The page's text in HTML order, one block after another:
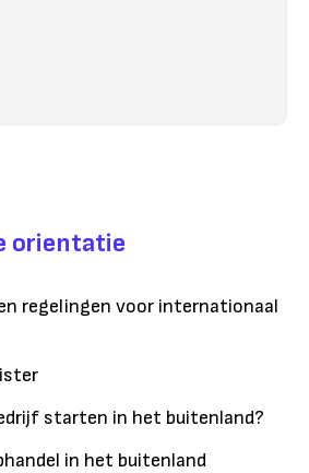
orientatie
regelingen voor internationaal
starten in het buitenland?
in het buitenland